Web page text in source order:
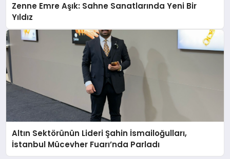
Zenne Emre Aşık: Sahne Sanatlarında Yeni Bir
Yıldız
Altın Sektörünün Lideri Şahin İsmailoğulları,
İstanbul Mücevher Fuarı’nda Parladı ￼